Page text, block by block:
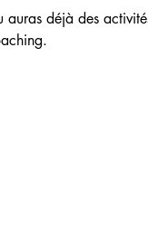
déjà des